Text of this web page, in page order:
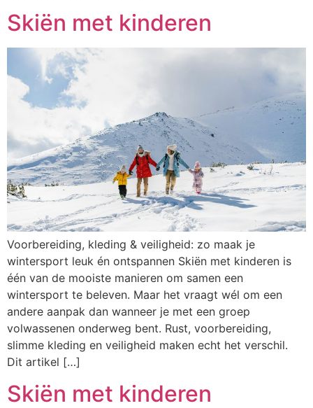
Skiën met kinderen
Voorbereiding, kleding & veiligheid: zo maak je
wintersport leuk én ontspannen Skiën met kinderen is
één van de mooiste manieren om samen een
wintersport te beleven. Maar het vraagt wél om een
andere aanpak dan wanneer je met een groep
volwassenen onderweg bent. Rust, voorbereiding,
slimme kleding en veiligheid maken echt het verschil.
Dit artikel […]
Skiën met kinderen